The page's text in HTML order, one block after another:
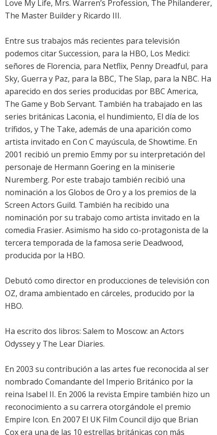
Love My Life, Mrs. Warren’s Profession, The Philanderer,
The Master Builder y Ricardo III.
Entre sus trabajos más recientes para televisión
podemos citar Succession, para la HBO, Los Medici:
señores de Florencia, para Netflix, Penny Dreadful, para
Sky, Guerra y Paz, para la BBC, The Slap, para la NBC. Ha
aparecido en dos series producidas por BBC America,
The Game y Bob Servant. También ha trabajado en las
series británicas Laconia, el hundimiento, El día de los
trífidos, y The Take, además de una aparición como
artista invitado en Con C mayúscula, de Showtime. En
2001 recibió un premio Emmy por su interpretación del
personaje de Hermann Goering en la miniserie
Nuremberg. Por este trabajo también recibió una
nominación a los Globos de Oro y a los premios de la
Screen Actors Guild. También ha recibido una
nominación por su trabajo como artista invitado en la
comedia Frasier. Asimismo ha sido co-protagonista de la
tercera temporada de la famosa serie Deadwood,
producida por la HBO.
Debutó como director en producciones de televisión con
OZ, drama ambientado en cárceles, producido por la
HBO.
Ha escrito dos libros: Salem to Moscow: an Actors
Odyssey y The Lear Diaries.
En 2003 su contribución a las artes fue reconocida al ser
nombrado Comandante del Imperio Británico por la
reina Isabel II. En 2006 la revista Empire también hizo un
reconocimiento a su carrera otorgándole el premio
Empire Icon. En 2007 El UK Film Council dijo que Brian
Cox era una de las 10 estrellas británicas con más